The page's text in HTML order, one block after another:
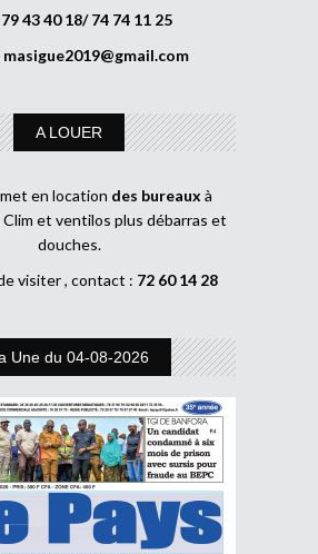
43 40 18/ 74 74 11 25
masigue2019@gmail.com
A LOUER
en location des bureaux à
Clim et ventilos plus débarras et
douches.
visiter , contact : 72 60 14 28
Une du 04-08-2026